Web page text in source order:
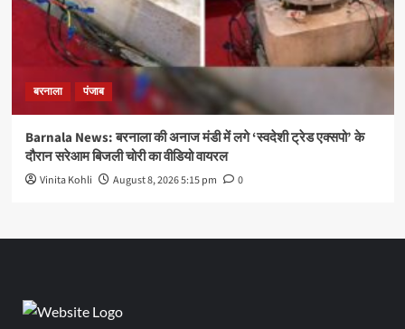
बरनाला पंजाब
Barnala News: बरनाला की अनाज मंडी में लगे ‘स्वदेशी ट्रेड एक्सपो’ के
दौरान सरेआम बिजली चोरी का वीडियो वायरल
Vinita Kohli August 8, 2026 5:15 pm 0